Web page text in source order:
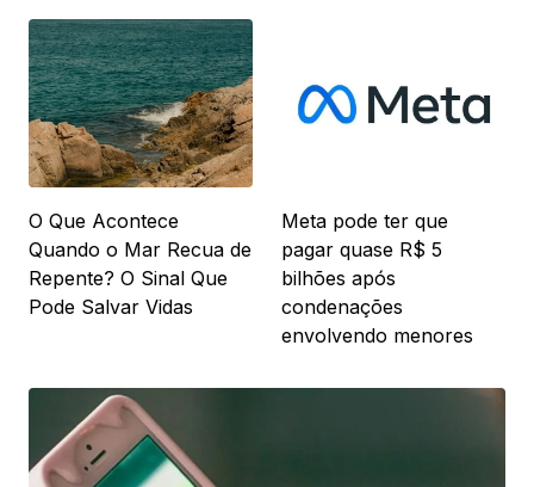
O Que Acontece
Quando o Mar Recua de
Repente? O Sinal Que
Pode Salvar Vidas
Meta pode ter que
pagar quase R$ 5
bilhões após
condenações
envolvendo menores